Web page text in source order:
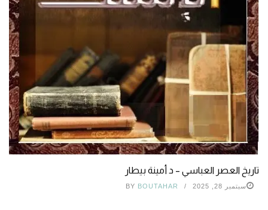
تاريخ العصر العباسي – د أمينة بيطار
سبتمبر 28, 2025 BY BOUTAHAR